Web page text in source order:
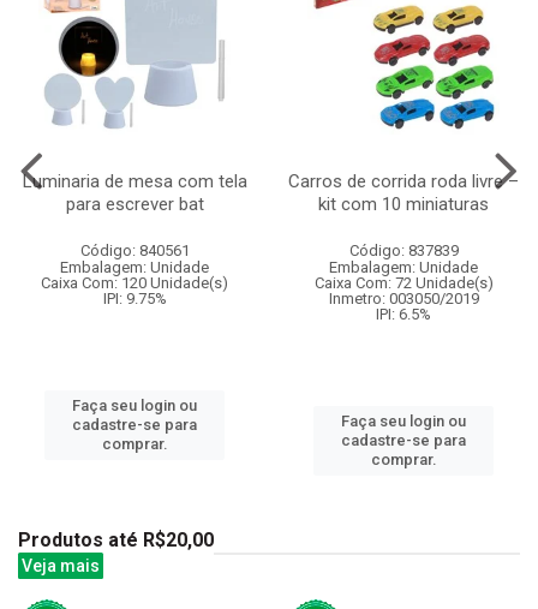
Luminaria de mesa com tela
para escrever bat
Código: 840561
Embalagem: Unidade
Caixa Com: 120 Unidade(s)
IPI: 9.75%
Faça seu login ou
cadastre-se para
comprar.
Carros de corrida roda livre –
kit com 10 miniaturas
Código: 837839
Embalagem: Unidade
Caixa Com: 72 Unidade(s)
Inmetro: 003050/2019
IPI: 6.5%
Faça seu login ou
cadastre-se para
comprar.
Produtos até R$20,00
Veja mais